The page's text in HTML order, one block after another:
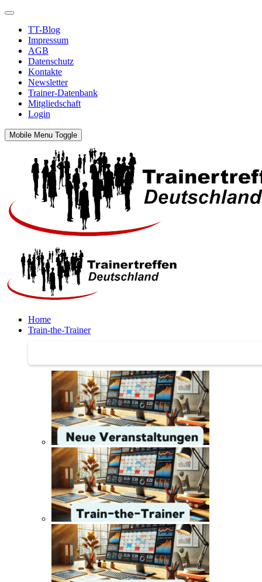
TT-Blog
Impressum
AGB
Datenschutz
Kontakte
Newsletter
Trainer-Datenbank
Mitgliedschaft
Login
Mobile Menu Toggle
Home
Train-the-Trainer